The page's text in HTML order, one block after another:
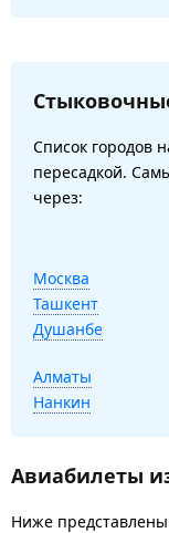
Список городов
пересадкой.
через:
Москва
Ташкент
Душанбе
Алматы
Нанкин
Авиабилеты
Ниже представлены